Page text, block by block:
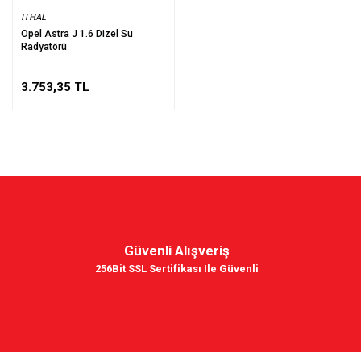
ITHAL
Opel Astra J 1.6 Dizel Su
Radyatörü
3.753,35 TL
Güvenli Alışveriş
256Bit SSL Sertifikası Ile Güvenli